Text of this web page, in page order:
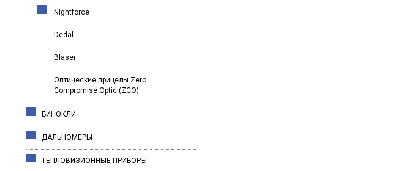
Nightforce
Dedal
Blaser
Оптические прицелы Zero
Compromise Optic (ZCO)
БИНОКЛИ
ДАЛЬНОМЕРЫ
ТЕПЛОВИЗИОННЫЕ ПРИБОРЫ